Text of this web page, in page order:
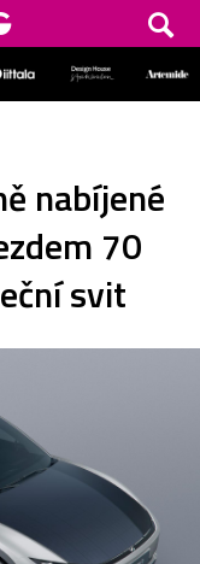
nabíjené
70
svit